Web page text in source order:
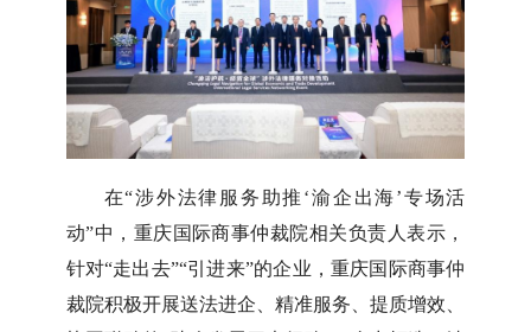
在“涉外法律服务助推‘渝企出海’专场活
动”中，重庆国际商事仲裁院相关负责人表示，
针对“走出去”“引进来”的企业，重庆国际商事仲
裁院积极开展送法进企、精准服务、提质增效、